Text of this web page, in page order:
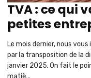
TVA : ce qui
petites
Le mois dernier, nous
par la transposition de la
janvier 2025. On fait le
matiè...